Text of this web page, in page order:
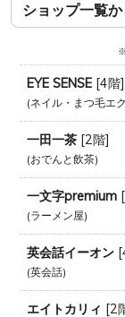
ショップ一覧
EYE SENSE [4階]
ネイル・まつ毛エ
一田一茶 [2階]
おでんと飲茶
一文字premium [
ラーメン屋
英会話イーオン [
英会話
エイトカリィ [2